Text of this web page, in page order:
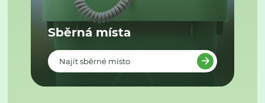
Sběrná místa
Najít sběrné místo